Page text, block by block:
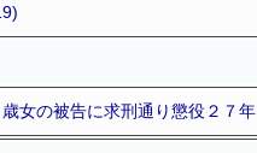
女の被告に求刑通り懲役２７年